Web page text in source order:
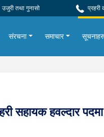
उजुरी तथा गुनासो
संरचना समाचार
सहायक हवल्दार